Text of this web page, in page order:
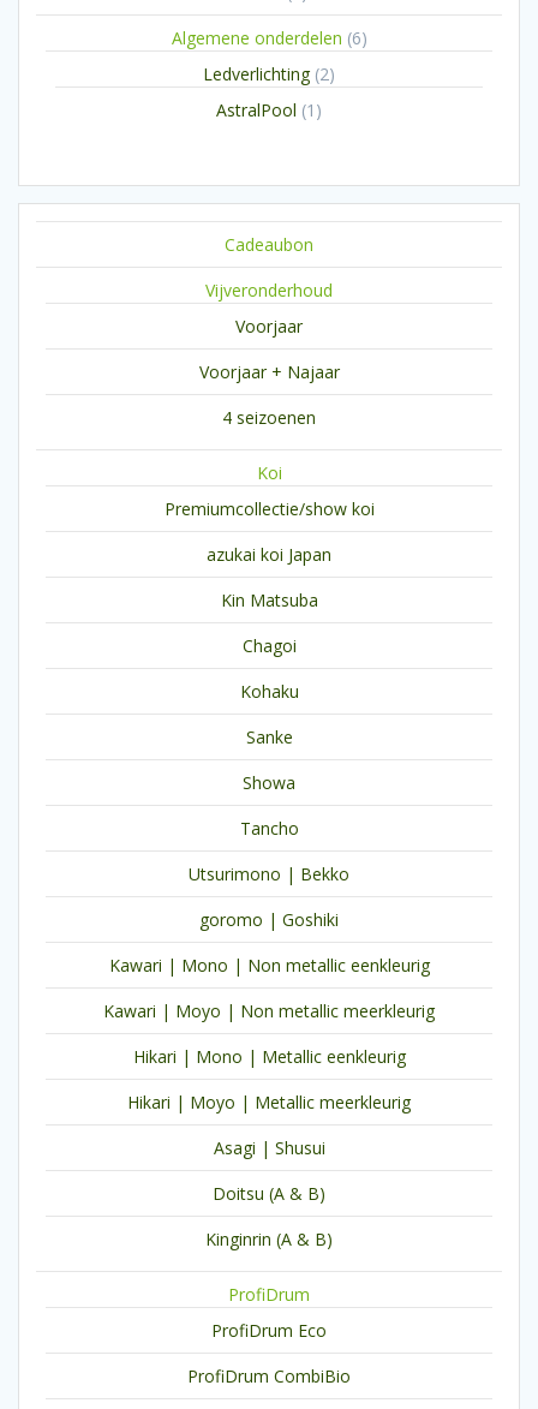
product
Algemene onderdelen 66
Ledverlichting 22
AstralPool 1 1
Cadeaubon
Vijveronderhoud
Voorjaar
Voorjaar + Najaar
4 seizoenen
Koi
Premiumcollectie/show koi
azukai koi Japan
Kin Matsuba
Chagoi
Kohaku
Sanke
Showa
Tancho
Utsurimono | Bekko
goromo | Goshiki
Kawari | Mono | Non metallic eenkleurig
Kawari | Moyo | Non metallic meerkleurig
Hikari | Mono | Metallic eenkleurig
Hikari | Moyo | Metallic meerkleurig
Asagi | Shusui
Doitsu (A & B)
Kinginrin (A & B)
ProfiDrum
ProfiDrum Eco
ProfiDrum CombiBio